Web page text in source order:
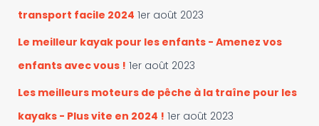
transport facile 2024 1er août 2023
Le meilleur kayak pour les enfants - Amenez vos
enfants avec vous ! 1er août 2023
Les meilleurs moteurs de pêche à la traîne pour les
kayaks - Plus vite en 2024 ! 1er août 2023